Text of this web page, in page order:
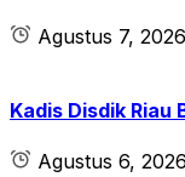
Agustus 7, 2026
Kadis Disdik Riau
Agustus 6, 2026